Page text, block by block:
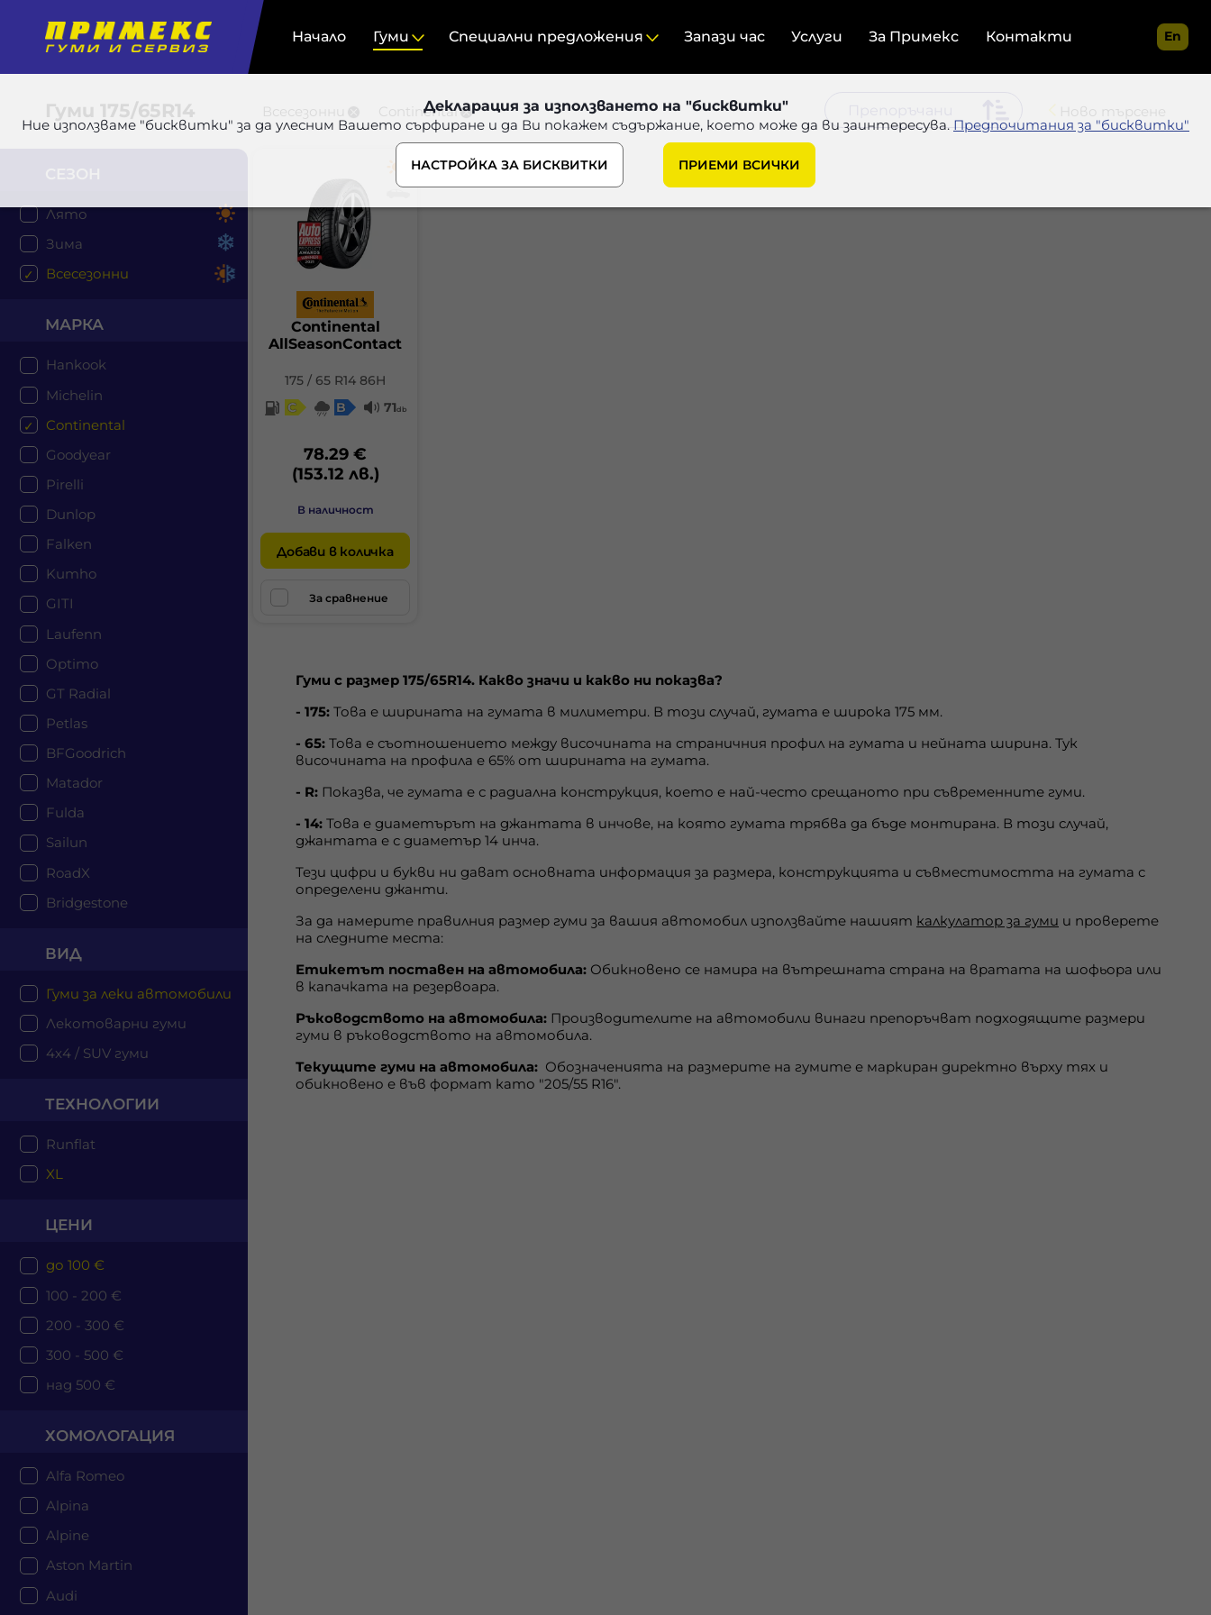
Декларация за използването на "бисквитки"
Ние използваме "бисквитки" за да улесним Вашето сърфиране и да Ви покажем съдържание, което може да ви заинтересува. Предпочитания за "бисквитки"
НАСТРОЙКА ЗА БИСКВИТКИ ПРИЕМИ ВСИЧКИ
Начало Гуми Специални предложения Запази час Услуги За Примекс Контакти En
Ново търсене
Гуми 175/65R14 Всесезонни Continental
Лято
Зима
Всесезонни
МАРКА
Hankook
Michelin
Continental
Goodyear
Pirelli
Dunlop
Falken
Kumho
GITI
Laufenn
Optimo
GT Radial
Petlas
BFGoodrich
Matador
Fulda
Sailun
RoadX
Bridgestone
ВИД
Гуми за леки автомобили
Лекотоварни гуми
4x4 / SUV гуми
ТЕХНОЛОГИИ
Runflat
XL
ЦЕНИ
до 100 €
100 - 200 €
200 - 300 €
300 - 500 €
над 500 €
ХОМОЛОГАЦИЯ
Alfa Romeo
Alpina
Alpine
Aston Martin
Audi
Continental
AllSeasonContact
175 / 65 R14 86H
C
B 71db
78.29 €
(153.12 лв.)
В наличност
Добави в количка
За сравнение
Гуми с размер 175/65R14. Какво значи и какво ни показва?
- 175: Това е ширината на гумата в милиметри. В този случай, гумата е широка 175 мм.
- 65: Това е съотношението между височината на страничния профил на гумата и нейната ширина. Тук
височината на профила е 65% от ширината на гумата.
- R: Показва, че гумата е с радиална конструкция, което е най-често срещаното при съвременните гуми.
- 14: Това е диаметърът на джантата в инчове, на която гумата трябва да бъде монтирана. В този случай,
джантата е с диаметър 14 инча.
Тези цифри и букви ни дават основната информация за размера, конструкцията и съвместимостта на гумата с
определени джанти.
За да намерите правилния размер гуми за вашия автомобил използвайте нашият калкулатор за гуми и проверете
на следните места:
Етикетът поставен на автомобила: Обикновено се намира на вътрешната страна на вратата на шофьора или
в капачката на резервоара.
Ръководството на автомобила: Производителите на автомобили винаги препоръчват подходящите размери
гуми в ръководството на автомобила.
Текущите гуми на автомобила: Обозначенията на размерите на гумите е маркиран директно върху тях и
обикновено е във формат като "205/55 R16".